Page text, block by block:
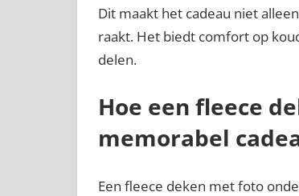
Dit maakt het cadeau niet
raakt. Het biedt comfort op
delen.
Hoe een fleece
memorabel
Een fleece deken met foto